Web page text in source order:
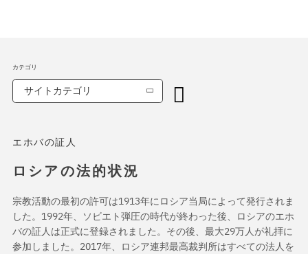
エホバの証人
ロシアの法的状況
宗教活動の最初の許可は1913年にロシア当局によって発行されま
した。1992年、ソビエト弾圧の時代が終わった後、ロシアのエホ
バの証人は正式に登録されました。その後、最大29万人が礼拝に
参加しました。2017年、ロシア連邦最高裁判所はすべての法人を
カテゴリ
サイトカテゴリ